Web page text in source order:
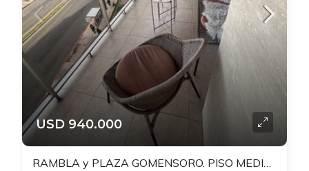
USD 940.000